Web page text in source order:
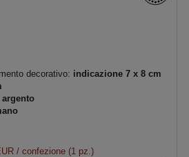
decorativo: indicazione 7 x 8 cm
argento
/ confezione (1 pz.)